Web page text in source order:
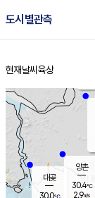
도시별관측
홈
현재날씨 육상
대곶
30.0℃
양촌
30.4℃
2.9m/s